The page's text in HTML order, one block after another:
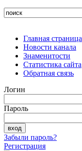
Главная страница
Новости канала
Знаменитости
Статистика сайта
Обратная связь
Логин
Пароль
Забыли пароль?
Регистрация